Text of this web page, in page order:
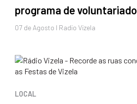
programa de voluntariado
07 de Agosto I Radio Vizela
LOCAL